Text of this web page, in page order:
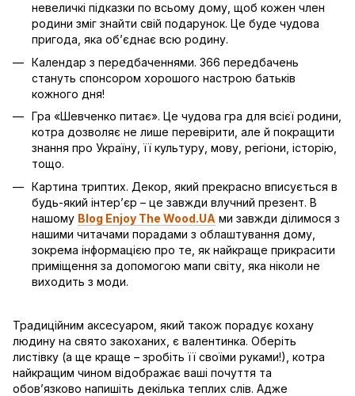
невеличкі підказки по всьому дому, щоб кожен член
родини зміг знайти свій подарунок. Це буде чудова
пригода, яка об’єднає всю родину.
Календар з передбаченнями. 366 передбачень
стануть спонсором хорошого настрою батьків
кожного дня!
Гра «Шевченко питає». Це чудова гра для всієї родини,
котра дозволяє не лише перевірити, але й покращити
знання про Україну, її культуру, мову, регіони, історію,
тощо.
Картина триптих. Декор, який прекрасно вписується в
будь-який інтер’єр – це завжди влучний презент. В
нашому Blog Enjoy The Wood.UA ми завжди ділимося з
нашими читачами порадами з облаштування дому,
зокрема інформацією про те, як найкраще прикрасити
приміщення за допомогою мапи світу, яка ніколи не
виходить з моди.
Традиційним аксесуаром, який також порадує кохану
людину на свято закоханих, є валентинка. Оберіть
листівку (а ще краще – зробіть її своїми руками!), котра
найкращим чином відображає ваші почуття та
обов’язково напишіть декілька теплих слів. Адже